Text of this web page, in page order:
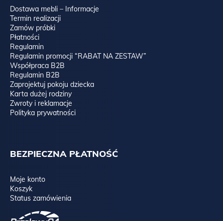
Dostawa mebli – Informacje
Termin realizacji
Zamów próbki
Płatności
Regulamin
Regulamin promocji “RABAT NA ZESTAW”
Współpraca B2B
Regulamin B2B
Zaprojektuj pokoju dziecka
Karta dużej rodziny
Zwroty i reklamacje
Polityka prywatności
BEZPIECZNA PŁATNOŚĆ
Moje konto
Koszyk
Status zamówienia